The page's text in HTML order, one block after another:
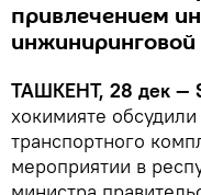
привлечением
ТАШКЕНТ, 28 дек —
хокимияте
транспортного
мероприятии в